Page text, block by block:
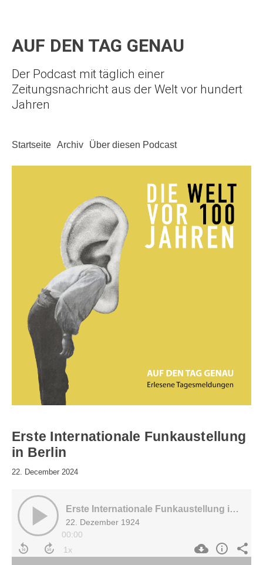
AUF DEN TAG GENAU
Der Podcast mit täglich einer
Zeitungsnachricht aus der Welt vor hundert
Jahren
Startseite Archiv Über diesen Podcast
Erste Internationale Funkaustellung
in Berlin
22. December 2024
Erste Internationale Funkaustellung in Berlin
22. Dezember 1924
00:00